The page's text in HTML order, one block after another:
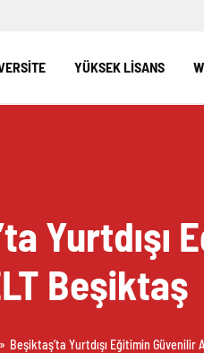
YÜKSEK LİSANS
Yurtdışı
Beşiktaş
» Beşiktaş’ta Yurtdışı Eğitimin Güvenilir